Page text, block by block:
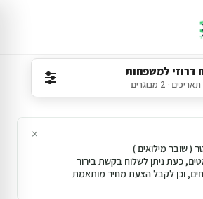
דרוזי למשפחות
· 2 מבוגרים
( שובר מילואים )
כעת ניתן לשלוח בקשת בירור
וכן לקבל הצעת מחיר מותאמת
×